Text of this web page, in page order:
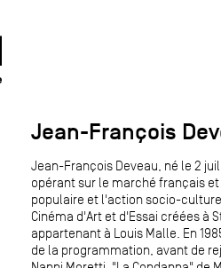
Jean-François
Jean-François Deveau, né le 2
opérant sur le marché français
populaire et l'action socio-
Cinéma d'Art et d'Essai créées à
appartenant à Louis Malle. En
de la programmation, avant de